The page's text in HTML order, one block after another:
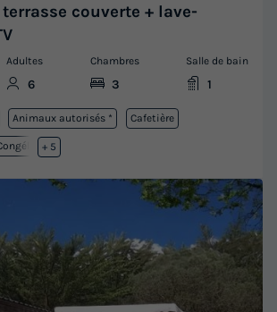
couverte + lave-
Adultes
6
Chambres
3
Salle de bain
1
Animaux autorisés * Cafetière
+ 5